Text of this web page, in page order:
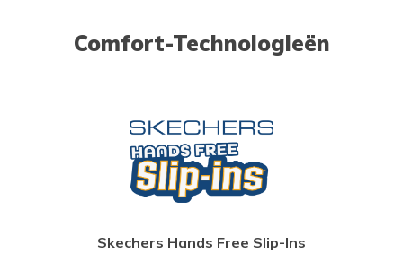
Comfort-Technologieën
Skechers Hands Free Slip-Ins